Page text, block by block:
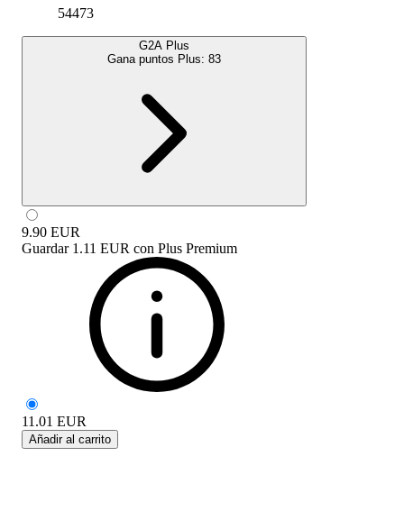
54473
G2A Plus
Gana puntos Plus: 83
9.90 EUR
Guardar 1.11 EUR con Plus Premium
11.01 EUR
Añadir al carrito